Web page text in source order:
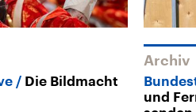
Die Bildmacht
Archiv
und